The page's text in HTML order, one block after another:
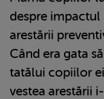
despre impactul
arestării
Când era gata
tatălui copiilor
vestea arestării